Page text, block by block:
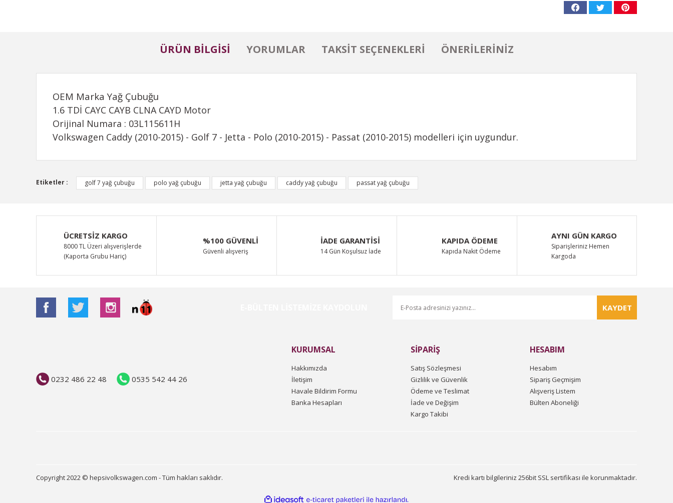
ÜRÜN BILGISI YORUMLAR TAKSIT SEÇENEKLERI ÖNERILERINIZ
OEM Marka Yağ Çubuğu
1.6 TDİ CAYC CAYB CLNA CAYD Motor
Orijinal Numara : 03L115611H
Volkswagen Caddy (2010-2015) - Golf 7 - Jetta - Polo (2010-2015) - Passat (2010-2015) modelleri için uygundur.
Bu ürünün fiyat bilgisi, resim, ürün açıklamalarında ve diğer konularda yetersiz gördüğünüz noktaları öneri formunu kullanarak tarafımıza iletebilirsiniz.
Görüş ve önerileriniz için teşekkür ederiz.
Ürün resmi kalitesiz, bozuk veya görüntülenemiyor.
Ürün açıklamasında eksik bilgiler bulunuyor.
Ürün bilgilerinde hatalar bulunuyor.
Ürün fiyatı diğer sitelerden daha pahalı.
Etiketler : golf 7 yağ çubuğu polo yağ çubuğu jetta yağ çubuğu caddy yağ çubuğu passat yağ çubuğu
ÜCRETSİZ KARGO
8000 TL Üzeri alışverişlerde
(Kaporta Grubu Hariç)
%100 GÜVENLİ
Güvenli alışveriş
İADE GARANTİSİ
14 Gün Koşulsuz İade
KAPIDA ÖDEME
Kapıda Nakit Ödeme
AYNI GÜN KARGO
Siparişleriniz Hemen
Kargoda
KAYDET
0232 486 22 48 0535 542 44 26
KURUMSAL
Hakkımızda
İletişim
Havale Bildirim Formu
Banka Hesapları
SİPARİŞ
Satış Sözleşmesi
Gizlilik ve Güvenlik
Ödeme ve Teslimat
İade ve Değişim
Kargo Takibi
HESABIM
Hesabım
Sipariş Geçmişim
Alışveriş Listem
Bülten Aboneliği
Copyright 2022 © hepsivolkswagen.com - Tüm hakları saklıdır. Kredi kartı bilgileriniz 256bit SSL sertifikası ile korunmaktadır.
ideasoft e-